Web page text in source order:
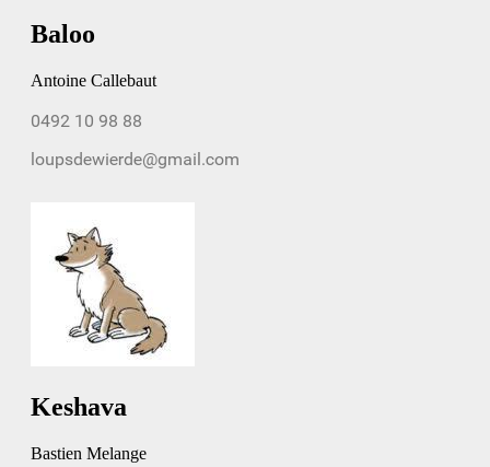
Baloo
Antoine Callebaut
Keshava
Bastien Melange